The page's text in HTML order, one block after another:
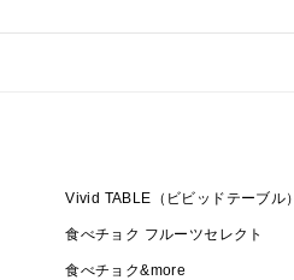
Vivid TABLE（ビビッドテーブル）
食べチョク フルーツセレクト
食べチョク&more